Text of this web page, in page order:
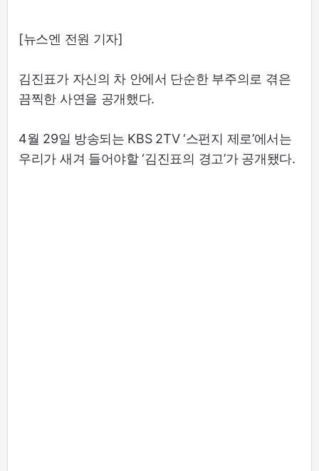
[뉴스엔 전원 기자]
김진표가 자신의 차 안에서 단순한 부주의로 겪은
끔찍한 사연을 공개했다.
4월 29일 방송되는 KBS 2TV ‘스펀지 제로’에서는
우리가 새겨 들어야할 ‘김진표의 경고’가 공개됐다.